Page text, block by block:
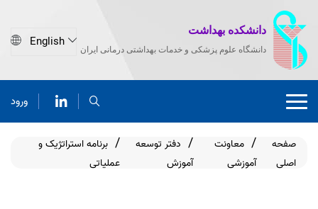
دانشکده بهداشت
دانشگاه علوم پزشکی و خدمات بهداشتی درمانی ایران
ورود
صفحه
اصلی
معاونت
آموزشی
دفتر توسعه
آموزش
برنامه استراتژیک و
عملیاتی